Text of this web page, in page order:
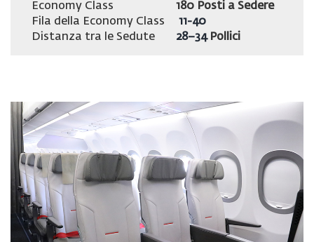
Economy Class
180 Posti a Sedere
Fila della Economy Class
11-40
Distanza tra le Sedute
28–34 Pollici